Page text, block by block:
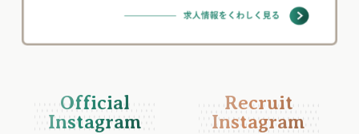
Official
Instagram
Recruit
Instagram